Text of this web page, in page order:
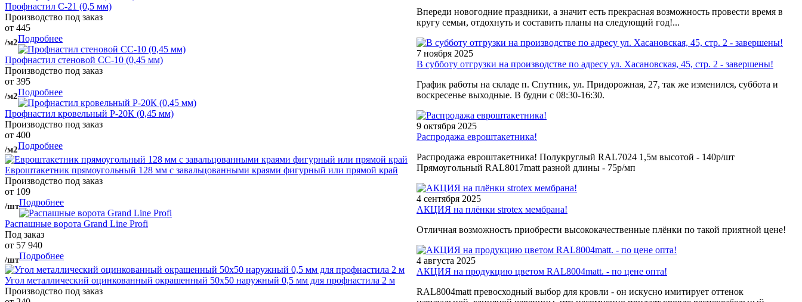
Профнастил С-21 (0,5 мм)
Производство под заказ
от 445
/м2Подробнее
Профнастил стеновой СС-10 (0,45 мм)
Производство под заказ
от 395
/м2Подробнее
Профнастил кровельный Р-20К (0,45 мм)
Производство под заказ
от 400
/м2Подробнее
Евроштакетник прямоугольный 128 мм с завальцованными краями фигурный или прямой край
Производство под заказ
от 109
/штПодробнее
Распашные ворота Grand Line Profi
Под заказ
от 57 940
/штПодробнее
Угол металлический оцинкованный окрашенный 50х50 наружный 0,5 мм для профнастила 2 м
Производство под заказ
Впереди новогодние праздники, а значит есть прекрасная возможность провести время в
кругу семьи, отдохнуть и составить планы на следующий год!...
7 ноября 2025
В субботу отгрузки на производстве по адресу ул. Хасановская, 45, стр. 2 - завершены!
График работы на складе п. Спутник, ул. Придорожная, 27, так же изменился, суббота и
воскресенье выходные. В будни с 08:30-16:30.
9 октября 2025
Распродажа евроштакетника!
Распродажа евроштакетника! Полукруглый RAL7024 1,5м высотой - 140р/шт
Прямоугольный RAL8017matt разной длины - 75р/мп
4 сентября 2025
АКЦИЯ на плёнки strotex мембрана!
Отличная возможность приобрести высококачественные плёнки по такой приятной цене!
4 августа 2025
АКЦИЯ на продукцию цветом RAL8004matt. - по цене опта!
RAL8004matt превосходный выбор для кровли - он искусно имитирует оттенок